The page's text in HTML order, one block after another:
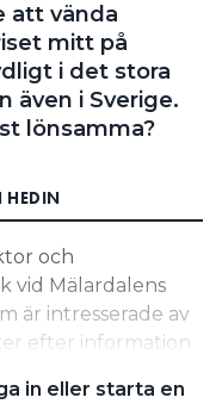
att vända
mitt på
i det stora
även i Sverige.
lönsamma?
HEDIN
och
vid Mälardalens
är intresserade av
efter information
in eller starta en